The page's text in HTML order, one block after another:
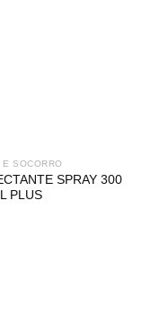
SOCORRO
SPRAY 300
PLUS